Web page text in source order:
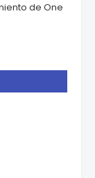
de One